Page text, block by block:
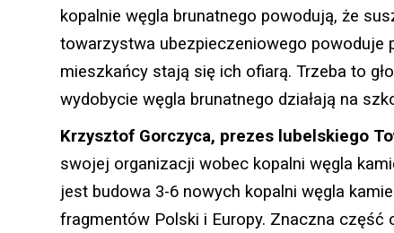
kopalnie węgla brunatnego powodują, że
towarzystwa ubezpieczeniowego powoduje
mieszkańcy stają się ich ofiarą. Trzeba to
wydobycie węgla brunatnego działają na
Krzysztof Gorczyca, prezes lubelskiego
swojej organizacji wobec kopalni węgla
jest budowa 3-6 nowych kopalni węgla
fragmentów Polski i Europy. Znaczna